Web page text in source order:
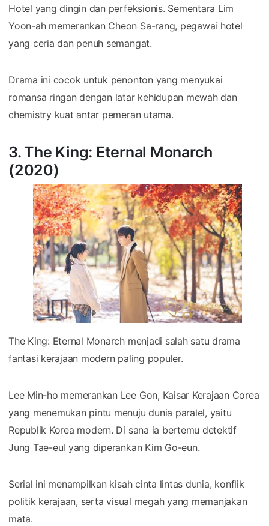
Hotel yang dingin dan perfeksionis. Sementara Lim
Yoon-ah memerankan Cheon Sa-rang, pegawai hotel
yang ceria dan penuh semangat.
Drama ini cocok untuk penonton yang menyukai
romansa ringan dengan latar kehidupan mewah dan
chemistry kuat antar pemeran utama.
3. The King: Eternal Monarch
(2020)
The King: Eternal Monarch menjadi salah satu drama
fantasi kerajaan modern paling populer.
Lee Min-ho memerankan Lee Gon, Kaisar Kerajaan Corea
yang menemukan pintu menuju dunia paralel, yaitu
Republik Korea modern. Di sana ia bertemu detektif
Jung Tae-eul yang diperankan Kim Go-eun.
Serial ini menampilkan kisah cinta lintas dunia, konflik
politik kerajaan, serta visual megah yang memanjakan
mata.